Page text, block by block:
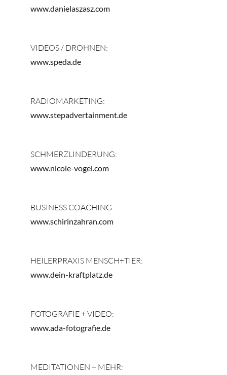
www.danielaszasz.com
VIDEOS / DROHNEN:
www.speda.de
RADIOMARKETING:
www.stepadvertainment.de
SCHMERZLINDERUNG:
www.nicole-vogel.com
BUSINESS COACHING:
www.schirinzahran.com
HEILERPRAXIS MENSCH+TIER:
www.dein-kraftplatz.de
FOTOGRAFIE + VIDEO:
www.ada-fotografie.de
MEDITATIONEN + MEHR: